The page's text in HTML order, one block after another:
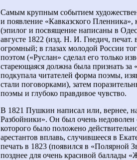
Самым крупным событием
и появление «Кавказского
(эпилог и посвящение написаны в
августе 1822 (изд. Н. И. Гнедич,
огромный; в глазах молодой России
поэтом («Руслан» сделал его только
стареющаяся должна была признать
подкупала читателей форма поэмы,
стали поговорками), затем
поэмы и глубоко правдивое чувство.
В 1821 Пушкин написал или, вернее,
Разбойники». Он был очень
которого было положено
арестантов вплавь, случившееся в
печать в 1823 (появился в «Полярной
позднее для очень красивой баллады